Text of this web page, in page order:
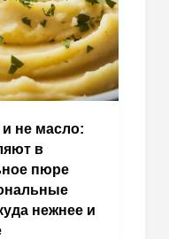
не масло:
в
пюре
нежнее и